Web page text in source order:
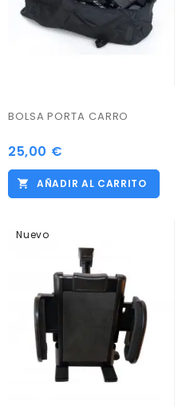
BOLSA PORTA CARRO
Precio
25,00 €
AÑADIR AL CARRITO
Nuevo